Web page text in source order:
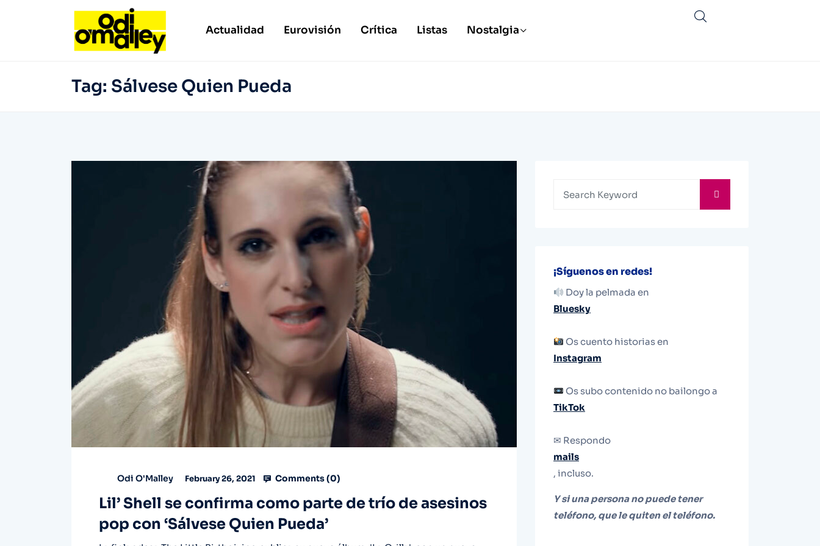
Actualidad Eurovisión Crítica Listas Nostalgia
Tag: Sálvese Quien Pueda
Odi O'Malley February 26, 2021 Comments (0)
Lil’ Shell se confirma como parte de trío de asesinos
pop con ‘Sálvese Quien Pueda’
¡Síguenos en redes!
Doy la pelmada en
Bluesky
Os cuento historias en
Instagram
Os subo contenido no bailongo a
TikTok
✉ Respondo
mails
, incluso.
Y si una persona no puede tener
teléfono, que le quiten el teléfono.